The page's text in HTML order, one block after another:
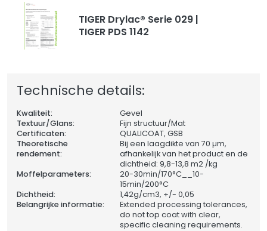
TIGER Drylac® Serie 029 |
TIGER PDS 1142
Technische details:
Kwaliteit:
Gevel
Textuur/Glans:
Fijn structuur/Mat
Certificaten:
QUALICOAT, GSB
Theoretische
rendement:
Bij een laagdikte van 70 µm,
afhankelijk van het product en de
dichtheid: 9,8-13,8 m2 /kg
Moffelparameters:
20-30min/170°C__10-
15min/200°C
Dichtheid:
1,42g/cm3, +/- 0,05
Belangrijke informatie:
Extended processing tolerances,
do not top coat with clear,
specific cleaning requirements.